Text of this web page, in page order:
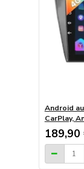
Android
CarPlay,
189,90